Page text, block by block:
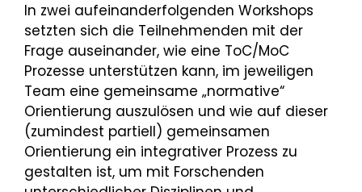
In zwei aufeinanderfolgenden Workshops
setzten sich die Teilnehmenden mit der
Frage auseinander, wie eine ToC/MoC
Prozesse unterstützen kann, im jeweiligen
Team eine gemeinsame „normative“
Orientierung auszulösen und wie auf dieser
(zumindest partiell) gemeinsamen
Orientierung ein integrativer Prozess zu
gestalten ist, um mit Forschenden